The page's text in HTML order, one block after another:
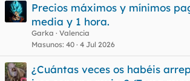
Precios máximos y mínimos
media y 1 hora.
Garka
Valencia
Masunos 40 4 Jul 2026
¿Cuántas veces os habéis